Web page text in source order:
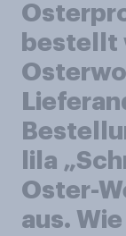
bestellt
lila
Oster-
aus.